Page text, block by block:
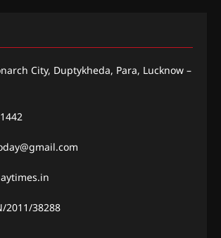
City, Duptykheda, Para, Lucknow –
2011/38288